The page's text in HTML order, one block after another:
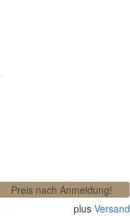
plus Versand